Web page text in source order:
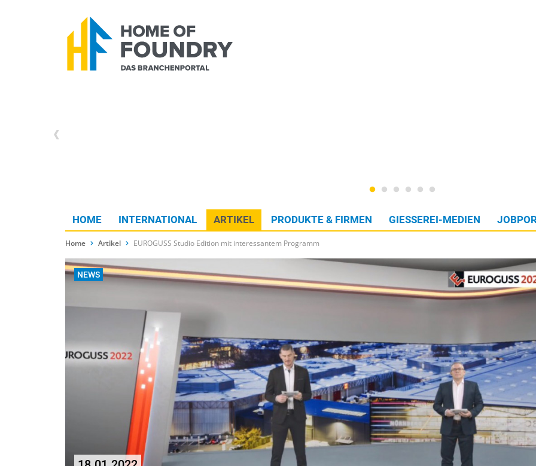
HOME INTERNATIONAL ARTIKEL PRODUKTE & FIRMEN GIESSEREI-MEDIEN
Home Artikel EUROGUSS Studio Edition mit interessantem Programm
NEWS